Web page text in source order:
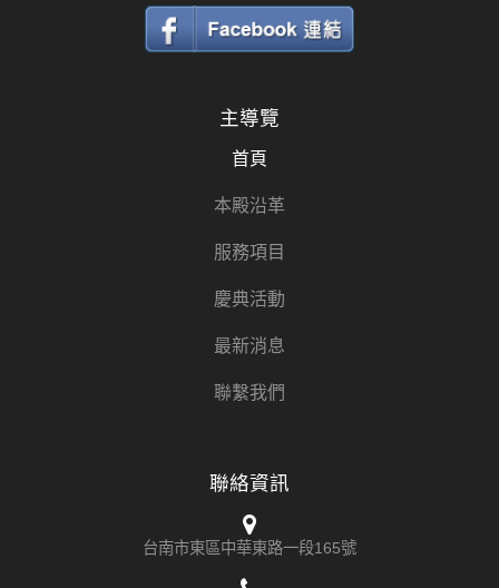
主導覽
首頁
本殿沿革
服務項目
慶典活動
最新消息
聯繫我們
聯絡資訊
台南市東區中華東路一段165號